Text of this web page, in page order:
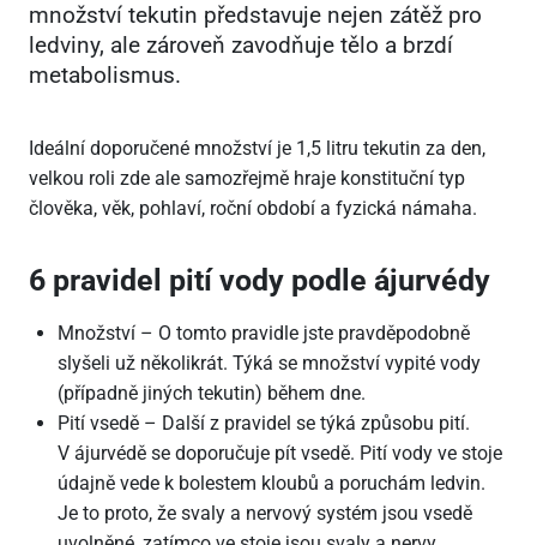
množství tekutin představuje nejen zátěž pro
ledviny, ale zároveň zavodňuje tělo a brzdí
metabolismus.
Ideální doporučené množství je 1,5 litru tekutin za den,
velkou roli zde ale samozřejmě hraje konstituční typ
člověka, věk, pohlaví, roční období a fyzická námaha.
6 pravidel pití vody podle ájurvédy
Množství – O tomto pravidle jste pravděpodobně
slyšeli už několikrát. Týká se množství vypité vody
(případně jiných tekutin) během dne.
Pití vsedě – Další z pravidel se týká způsobu pití.
V ájurvédě se doporučuje pít vsedě. Pití vody ve stoje
údajně vede k bolestem kloubů a poruchám ledvin.
Je to proto, že svaly a nervový systém jsou vsedě